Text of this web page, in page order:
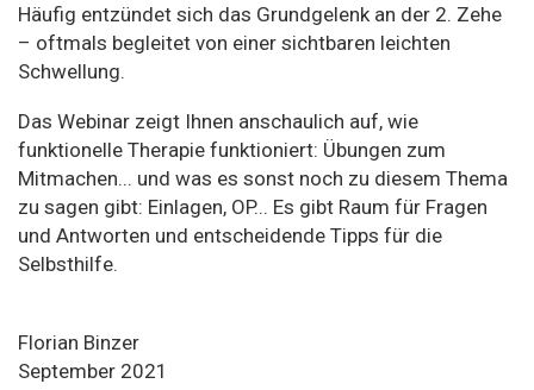
Häufig entzündet sich das Grundgelenk an der 2. Zehe
– oftmals begleitet von einer sichtbaren leichten
Schwellung.
Das Webinar zeigt Ihnen anschaulich auf, wie
funktionelle Therapie funktioniert: Übungen zum
Mitmachen... und was es sonst noch zu diesem Thema
zu sagen gibt: Einlagen, OP... Es gibt Raum für Fragen
und Antworten und entscheidende Tipps für die
Selbsthilfe.
Florian Binzer
September 2021